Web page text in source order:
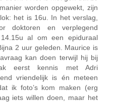
worden opgewekt, zijn
het is 16u. In het verslag,
doktoren en verplegend
al om een epiduraal
2 uur geleden. Maurice is
kan doen terwijl hij bij
eerst kennis met Adri
vriendelijk is én meteen
ik foto’s kom maken (erg
iets willen doen, maar het